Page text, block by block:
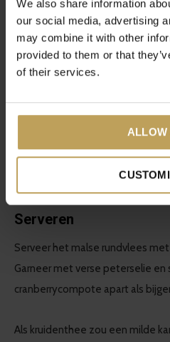
We also share information
our social media, advertising
may combine it with other
provided to them or that
of their services.
de groenten en het
kunt hiervoor een
Meng de bloem met de
een glad mengsel ontstaat.
en verwarm het geheel
dikker wordt. Roer
voorkomen.
Breng de saus op smaak
Serveren
Serveer het malse rundvlees
Garneer met verse peterselie en
cranberrycompote apart als
Als kruidenthee zou een milde